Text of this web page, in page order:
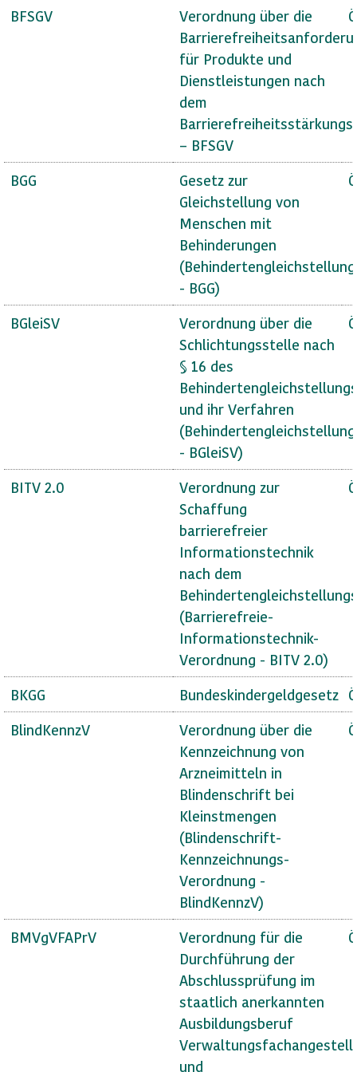
BFSGV
Verordnung über die
für Produkte und
Dienstleistungen nach
dem
– BFSGV
BGG
Gesetz zur
Gleichstellung von
Menschen mit
Behinderungen
- BGG)
BGleiSV
Verordnung über die
Schlichtungsstelle nach
§ 16 des
und ihr Verfahren
- BGleiSV)
BITV 2.0
Verordnung zur
Schaffung
barrierefreier
Informationstechnik
nach dem
(Barrierefreie-
Informationstechnik-
Verordnung - BITV 2.0)
BKGG Bundeskindergeldgesetz
BlindKennzV
Verordnung über die
Kennzeichnung von
Arzneimitteln in
Blindenschrift bei
Kleinstmengen
(Blindenschrift-
Kennzeichnungs-
Verordnung -
BlindKennzV)
BMVgVFAPrV
Verordnung für die
Durchführung der
Abschlussprüfung im
staatlich anerkannten
Ausbildungsberuf
und